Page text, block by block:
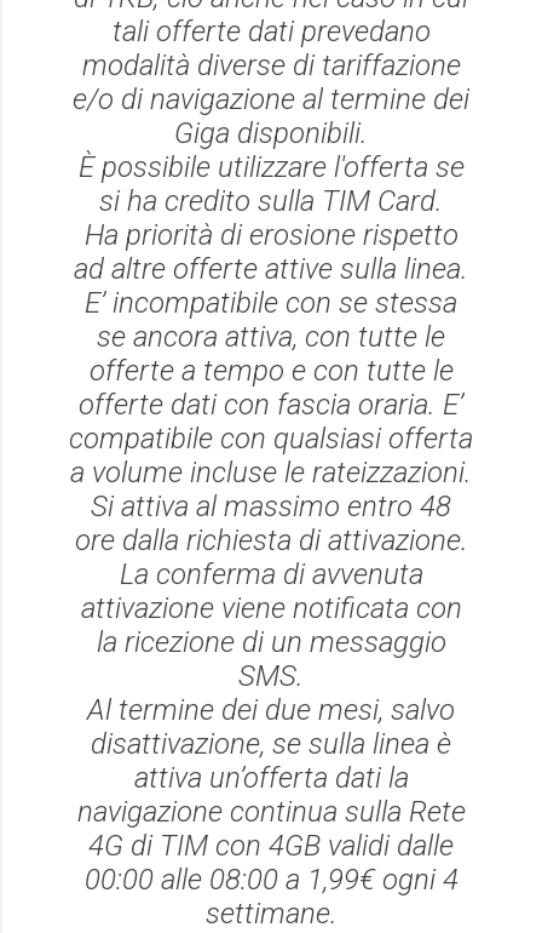
tali offerte dati prevedano
modalità diverse di tariffazione
e/o di navigazione al termine dei
Giga disponibili.
È possibile utilizzare l'offerta se
si ha credito sulla TIM Card.
Ha priorità di erosione rispetto
ad altre offerte attive sulla linea.
E’ incompatibile con se stessa
se ancora attiva, con tutte le
offerte a tempo e con tutte le
offerte dati con fascia oraria. E’
compatibile con qualsiasi offerta
a volume incluse le rateizzazioni.
Si attiva al massimo entro 48
ore dalla richiesta di attivazione.
La conferma di avvenuta
attivazione viene notificata con
la ricezione di un messaggio
SMS.
Al termine dei due mesi, salvo
disattivazione, se sulla linea è
attiva un’offerta dati la
navigazione continua sulla Rete
4G di TIM con 4GB validi dalle
00:00 alle 08:00 a 1,99€ ogni 4
settimane.